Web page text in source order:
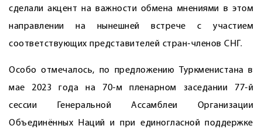
сделали акцент на важности обмена мнениями в этом
направлении на нынешней встрече с участием
соответствующих представителей стран-членов СНГ.
Особо отмечалось, по предложению Туркменистана в
мае 2023 года на 70-м пленарном заседании 77-й
сессии Генеральной Ассамблеи Организации
Объединённых Наций и при единогласной поддержке